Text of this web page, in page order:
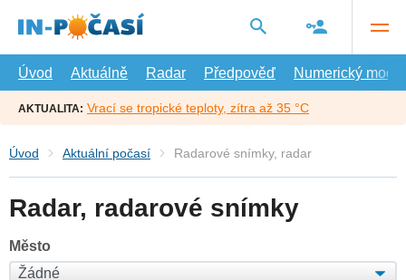
hlavní
Úvod
Aktuálně Radar Předpověď Numerický model
AKTUALITA: Vrací se tropické teploty, zítra až 35 °C
Úvod Aktuální počasí Radarové snímky, radar
Radar, radarové snímky
Město